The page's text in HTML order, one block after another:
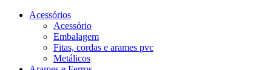
Acessórios
Acessório
Embalagem
Fitas, cordas e arames pvc
Metálicos